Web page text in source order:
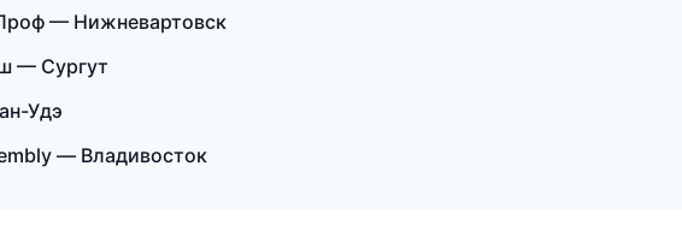
— Нижневартовск
— Сургут
Удэ
— Владивосток